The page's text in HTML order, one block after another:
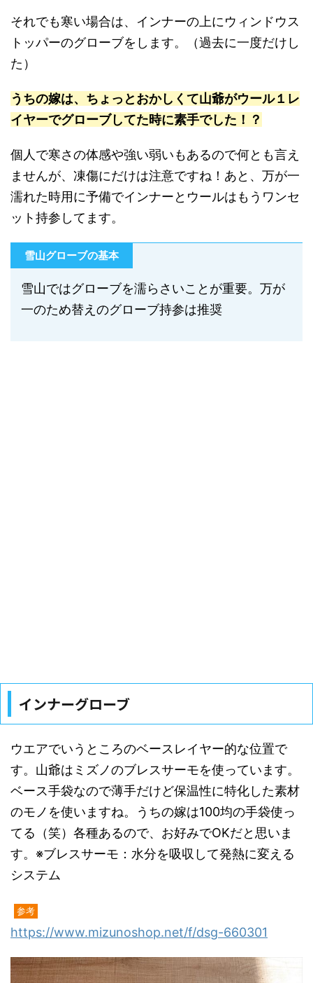
それでも寒い場合は、インナーの上にウィンドウス
トッパーのグローブをします。（過去に一度だけし
た）
うちの嫁は、ちょっとおかしくて山爺がウール１レ
イヤーでグローブしてた時に素手でした！？
個人で寒さの体感や強い弱いもあるので何とも言え
ませんが、凍傷にだけは注意ですね！あと、万が一
濡れた時用に予備でインナーとウールはもうワンセ
ット持参してます。
雪山グローブの基本
雪山ではグローブを濡らさいことが重要。万が
一のため替えのグローブ持参は推奨
インナーグローブ
ウエアでいうところのベースレイヤー的な位置で
す。山爺はミズノのブレスサーモを使っています。
ベース手袋なので薄手だけど保温性に特化した素材
のモノを使いますね。うちの嫁は100均の手袋使っ
てる（笑）各種あるので、お好みでOKだと思いま
す。※ブレスサーモ：水分を吸収して発熱に変える
システム
参考
https://www.mizunoshop.net/f/dsg-660301